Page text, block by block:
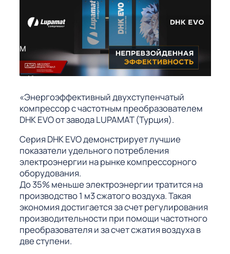
«Энергоэффективный двухступенчатый
компрессор с частотным преобразователем
DHK EVO от завода LUPAMAT (Турция).
Серия DHK EVO демонстрирует лучшие
показатели удельного потребления
электроэнергии на рынке компрессорного
оборудования.
До 35% меньше электроэнергии тратится на
производство 1 м3 сжатого воздуха. Такая
экономия достигается за счет регулирования
производительности при помощи частотного
преобразователя и за счет сжатия воздуха в
две ступени.
(3-40